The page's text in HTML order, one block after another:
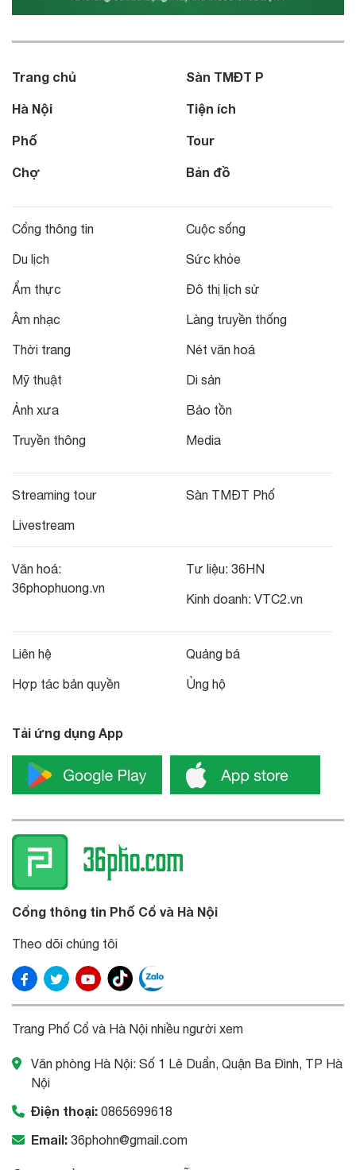
Trang chủ
Hà Nội
Phố
Chợ
Sàn TMĐT P
Tiện ích
Tour
Bản đồ
Cổng thông tin
Du lịch
Ẩm thực
Âm nhạc
Thời trang
Mỹ thuật
Ảnh xưa
Truyền thông
Cuộc sống
Sức khỏe
Đô thị lịch sử
Làng truyền thống
Nét văn hoá
Di sản
Bảo tồn
Media
Streaming tour
Livestream
Sàn TMĐT Phố
Văn hoá:
36phophuong.vn
Tư liệu: 36HN
Kinh doanh: VTC2.vn
Liên hệ
Hợp tác bản quyền
Quảng bá
Ủng hộ
Tải ứng dụng App
Cổng thông tin Phố Cổ và Hà Nội
Theo dõi chúng tôi
Trang Phố Cổ và Hà Nội nhiều người xem
Văn phòng Hà Nội: Số 1 Lê Duẩn, Quận Ba Đình, TP Hà
Nội
Điện thoại: 0865699618
Email: 36phohn@gmail.com